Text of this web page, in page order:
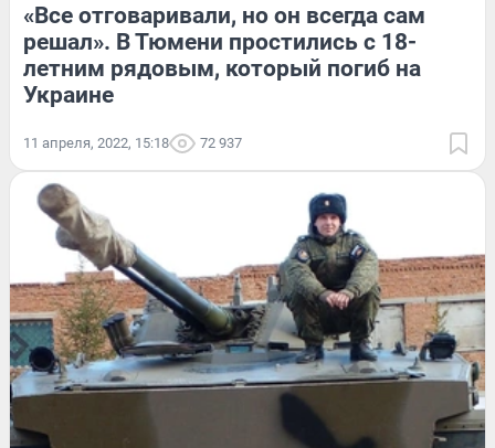
«Все отговаривали, но он всегда сам
решал». В Тюмени простились с 18-
летним рядовым, который погиб на
Украине
11 апреля, 2022, 15:18 72 937